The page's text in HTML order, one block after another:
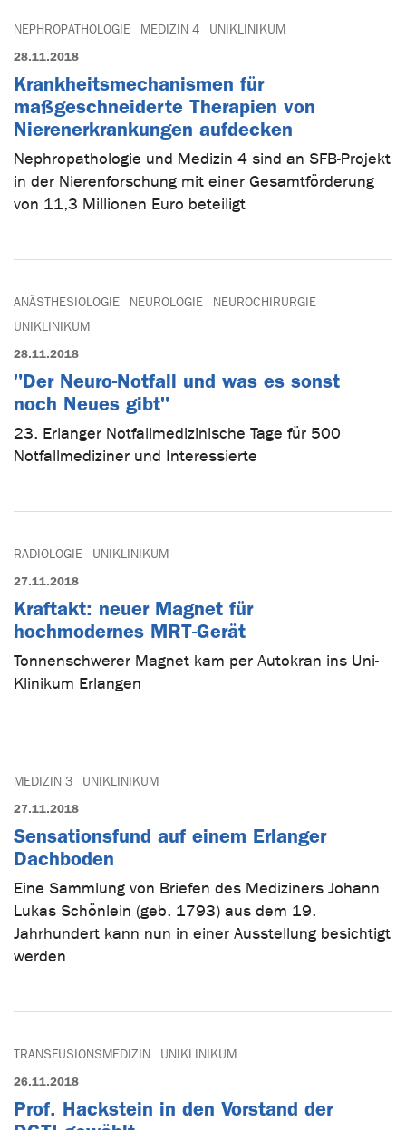
NEPHROPATHOLOGIE MEDIZIN 4 UNIKLINIKUM
28.11.2018
Krankheitsmechanismen für
maßgeschneiderte Therapien von
Nierenerkrankungen aufdecken
Nephropathologie und Medizin 4 sind an SFB-Projekt
in der Nierenforschung mit einer Gesamtförderung
von 11,3 Millionen Euro beteiligt
ANÄSTHESIOLOGIE NEUROLOGIE
NEUROCHIRURGIE
UNIKLINIKUM
28.11.2018
"Der Neuro-Notfall und was es sonst
noch Neues gibt"
23. Erlanger Notfallmedizinische Tage für 500
Notfallmediziner und Interessierte
RADIOLOGIE UNIKLINIKUM
27.11.2018
Kraftakt: neuer Magnet für
hochmodernes MRT-Gerät
Tonnenschwerer Magnet kam per Autokran ins Uni-
Klinikum Erlangen
MEDIZIN 3 UNIKLINIKUM
27.11.2018
Sensationsfund auf einem Erlanger
Dachboden
Eine Sammlung von Briefen des Mediziners Johann
Lukas Schönlein (geb. 1793) aus dem 19.
Jahrhundert kann nun in einer Ausstellung besichtigt
werden
TRANSFUSIONSMEDIZIN UNIKLINIKUM
26.11.2018
Prof. Hackstein in den Vorstand der